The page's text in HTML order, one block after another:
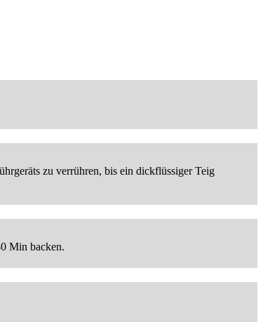
zu verrühren, bis ein dickflüssiger Teig
Min backen.